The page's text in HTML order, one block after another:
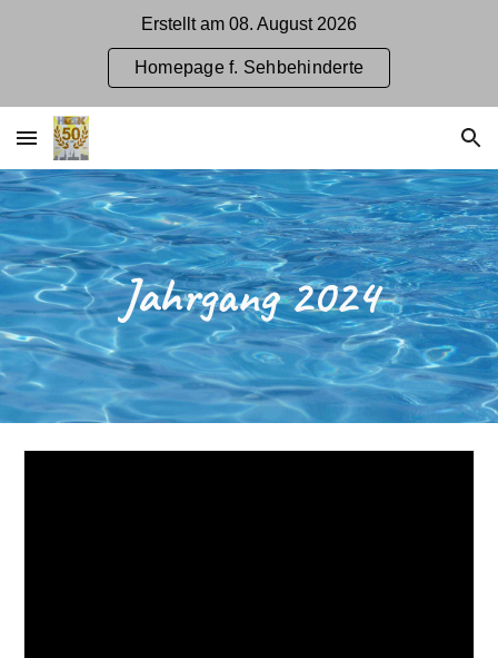
Erstellt am 08. August 2026
Homepage f. Sehbehinderte
Jahrgang 2024